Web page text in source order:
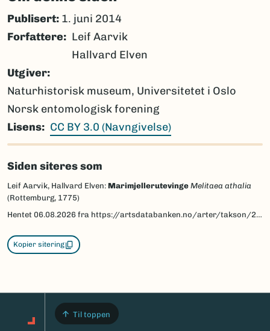
Publisert: 1. juni 2014
Forfattere
Leif Aarvik
Hallvard Elven
Utgiver
Naturhistorisk museum, Universitetet i Oslo
Norsk entomologisk forening
Lisens
CC BY 3.0 (Navngivelse)
Siden siteres som
Leif Aarvik, Hallvard Elven: Marimjellerutevinge Melitaea athalia
(Rottemburg, 1775)
Hentet 06.08.2026 fra https://artsdatabanken.no/arter/takson/29862/beskrivelse
Kopier sitering
Til toppen